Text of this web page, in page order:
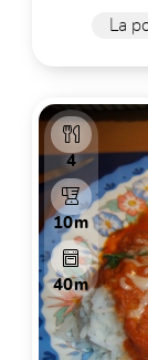
4
10m
40m